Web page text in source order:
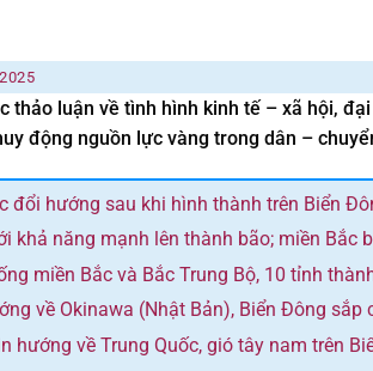
thảo luận về tình hình kinh tế – xã hội,
động nguồn lực vàng trong dân –
đổi hướng sau khi hình thành trên Biển
khả năng mạnh lên thành bão; miền Bắc
miền Bắc và Bắc Trung Bộ, 10 tỉnh
về Okinawa (Nhật Bản), Biển Đông sắp
hướng về Trung Quốc, gió tây nam trên